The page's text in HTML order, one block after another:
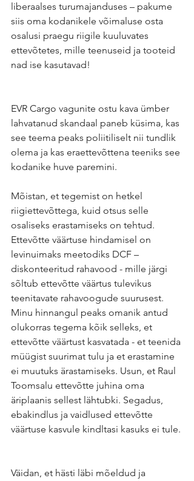
liberaalses turumajanduses – pakume
siis oma kodanikele võimaluse osta
osalusi praegu riigile kuuluvates
ettevõtetes, mille teenuseid ja tooteid
nad ise kasutavad!
EVR Cargo vagunite ostu kava ümber
lahvatanud skandaal paneb küsima, kas
see teema peaks poliitiliselt nii tundlik
olema ja kas eraettevõttena teeniks see
kodanike huve paremini.
Mõistan, et tegemist on hetkel
riigiettevõttega, kuid otsus selle
osaliseks erastamiseks on tehtud.
Ettevõtte väärtuse hindamisel on
levinuimaks meetodiks DCF –
diskonteeritud rahavood - mille järgi
sõltub ettevõtte väärtus tulevikus
teenitavate rahavoogude suurusest.
Minu hinnangul peaks omanik antud
olukorras tegema kõik selleks, et
ettevõtte väärtust kasvatada - et teenida
müügist suurimat tulu ja et erastamine
ei muutuks ärastamiseks. Usun, et Raul
Toomsalu ettevõtte juhina oma
äriplaanis sellest lähtubki. Segadus,
ebakindlus ja vaidlused ettevõtte
väärtuse kasvule kindltasi kasuks ei tule.
Väidan, et hästi läbi mõeldud ja